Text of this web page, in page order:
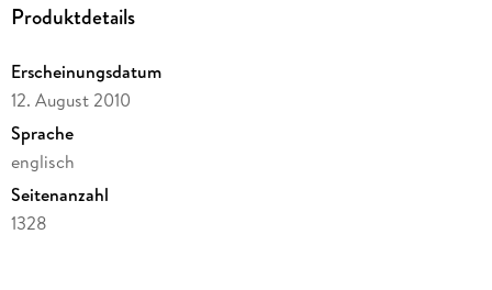
Produktdetails
Erscheinungsdatum
12. August 2010
Sprache
englisch
Seitenanzahl
1328